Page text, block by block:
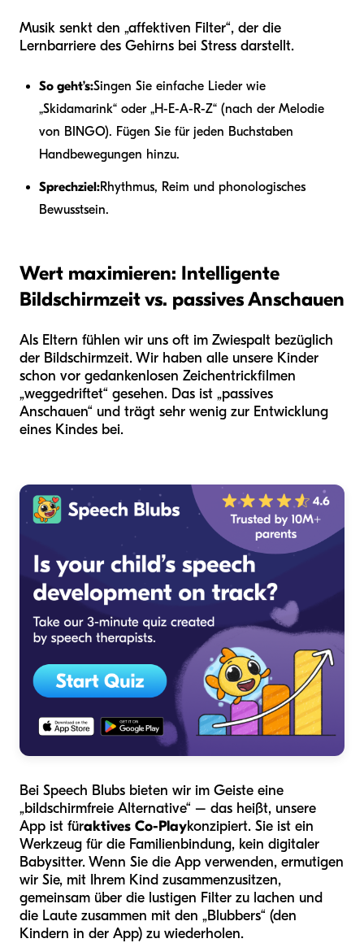
Musik senkt den „affektiven Filter“, der die
Lernbarriere des Gehirns bei Stress darstellt.
So geht’s:Singen Sie einfache Lieder wie
„Skidamarink“ oder „H-E-A-R-Z“ (nach der Melodie
von BINGO). Fügen Sie für jeden Buchstaben
Handbewegungen hinzu.
Sprechziel:Rhythmus, Reim und phonologisches
Bewusstsein.
Wert maximieren: Intelligente
Bildschirmzeit vs. passives Anschauen
Als Eltern fühlen wir uns oft im Zwiespalt bezüglich
der Bildschirmzeit. Wir haben alle unsere Kinder
schon vor gedankenlosen Zeichentrickfilmen
„weggedriftet“ gesehen. Das ist „passives
Anschauen“ und trägt sehr wenig zur Entwicklung
eines Kindes bei.
Bei Speech Blubs bieten wir im Geiste eine
„bildschirmfreie Alternative“ – das heißt, unsere
App ist füraktives Co-Playkonzipiert. Sie ist ein
Werkzeug für die Familienbindung, kein digitaler
Babysitter. Wenn Sie die App verwenden, ermutigen
wir Sie, mit Ihrem Kind zusammenzusitzen,
gemeinsam über die lustigen Filter zu lachen und
die Laute zusammen mit den „Blubbers“ (den
Kindern in der App) zu wiederholen.